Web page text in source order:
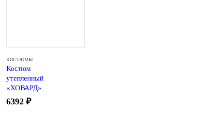
КОСТЮМЫ
Костюм
утепленный
«ХОВАРД»
(куртка, брюки
6392 ₽